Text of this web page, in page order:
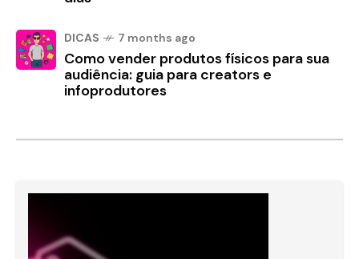
DICAS 7 months ago
Como vender produtos físicos para sua
audiência: guia para creators e
infoprodutores